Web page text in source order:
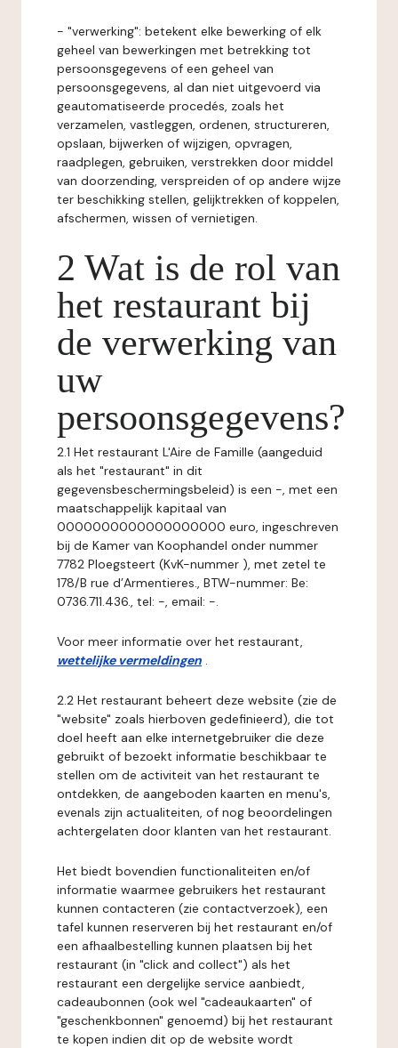
- "verwerking": betekent elke bewerking of elk
geheel van bewerkingen met betrekking tot
persoonsgegevens of een geheel van
persoonsgegevens, al dan niet uitgevoerd via
geautomatiseerde procedés, zoals het
verzamelen, vastleggen, ordenen, structureren,
opslaan, bijwerken of wijzigen, opvragen,
raadplegen, gebruiken, verstrekken door middel
van doorzending, verspreiden of op andere wijze
ter beschikking stellen, gelijktrekken of koppelen,
afschermen, wissen of vernietigen.
2 Wat is de rol van
het restaurant bij
de verwerking van
uw
persoonsgegevens?
2.1 Het restaurant L'Aire de Famille (aangeduid
als het "restaurant" in dit
gegevensbeschermingsbeleid) is een -, met een
maatschappelijk kapitaal van
0000000000000000000 euro, ingeschreven
bij de Kamer van Koophandel onder nummer
7782 Ploegsteert (KvK-nummer ), met zetel te
178/B rue d’Armentieres., BTW-nummer: Be:
0736.711.436., tel: -, email: -.
Voor meer informatie over het restaurant,
wettelijke vermeldingen .
2.2 Het restaurant beheert deze website (zie de
"website" zoals hierboven gedefinieerd), die tot
doel heeft aan elke internetgebruiker die deze
gebruikt of bezoekt informatie beschikbaar te
stellen om de activiteit van het restaurant te
ontdekken, de aangeboden kaarten en menu's,
evenals zijn actualiteiten, of nog beoordelingen
achtergelaten door klanten van het restaurant.
Het biedt bovendien functionaliteiten en/of
informatie waarmee gebruikers het restaurant
kunnen contacteren (zie contactverzoek), een
tafel kunnen reserveren bij het restaurant en/of
een afhaalbestelling kunnen plaatsen bij het
restaurant (in "click and collect") als het
restaurant een dergelijke service aanbiedt,
cadeaubonnen (ook wel "cadeaukaarten" of
"geschenkbonnen" genoemd) bij het restaurant
te kopen indien dit op de website wordt